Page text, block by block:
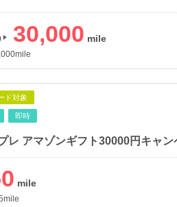
30,000
ド対象
即時